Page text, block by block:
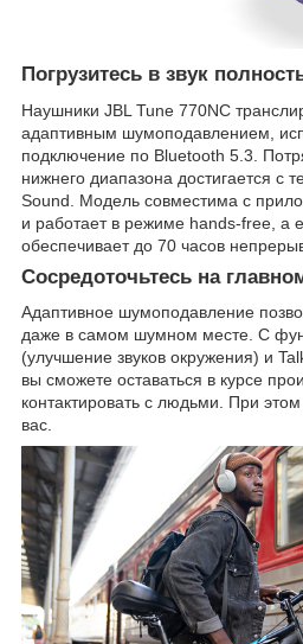
Погрузитесь в звук
Наушники JBL Tune 770NC
адаптивным шумоподавлением,
подключение по Bluetooth 5.3.
нижнего диапазона достигается с
Sound. Модель совместима с
и работает в режиме hands-free, а
обеспечивает до 70 часов
Сосредоточьтесь на
Адаптивное шумоподавление
даже в самом шумном месте. С
(улучшение звуков окружения) и
вы сможете оставаться в курсе
контактировать с людьми. При
вас.